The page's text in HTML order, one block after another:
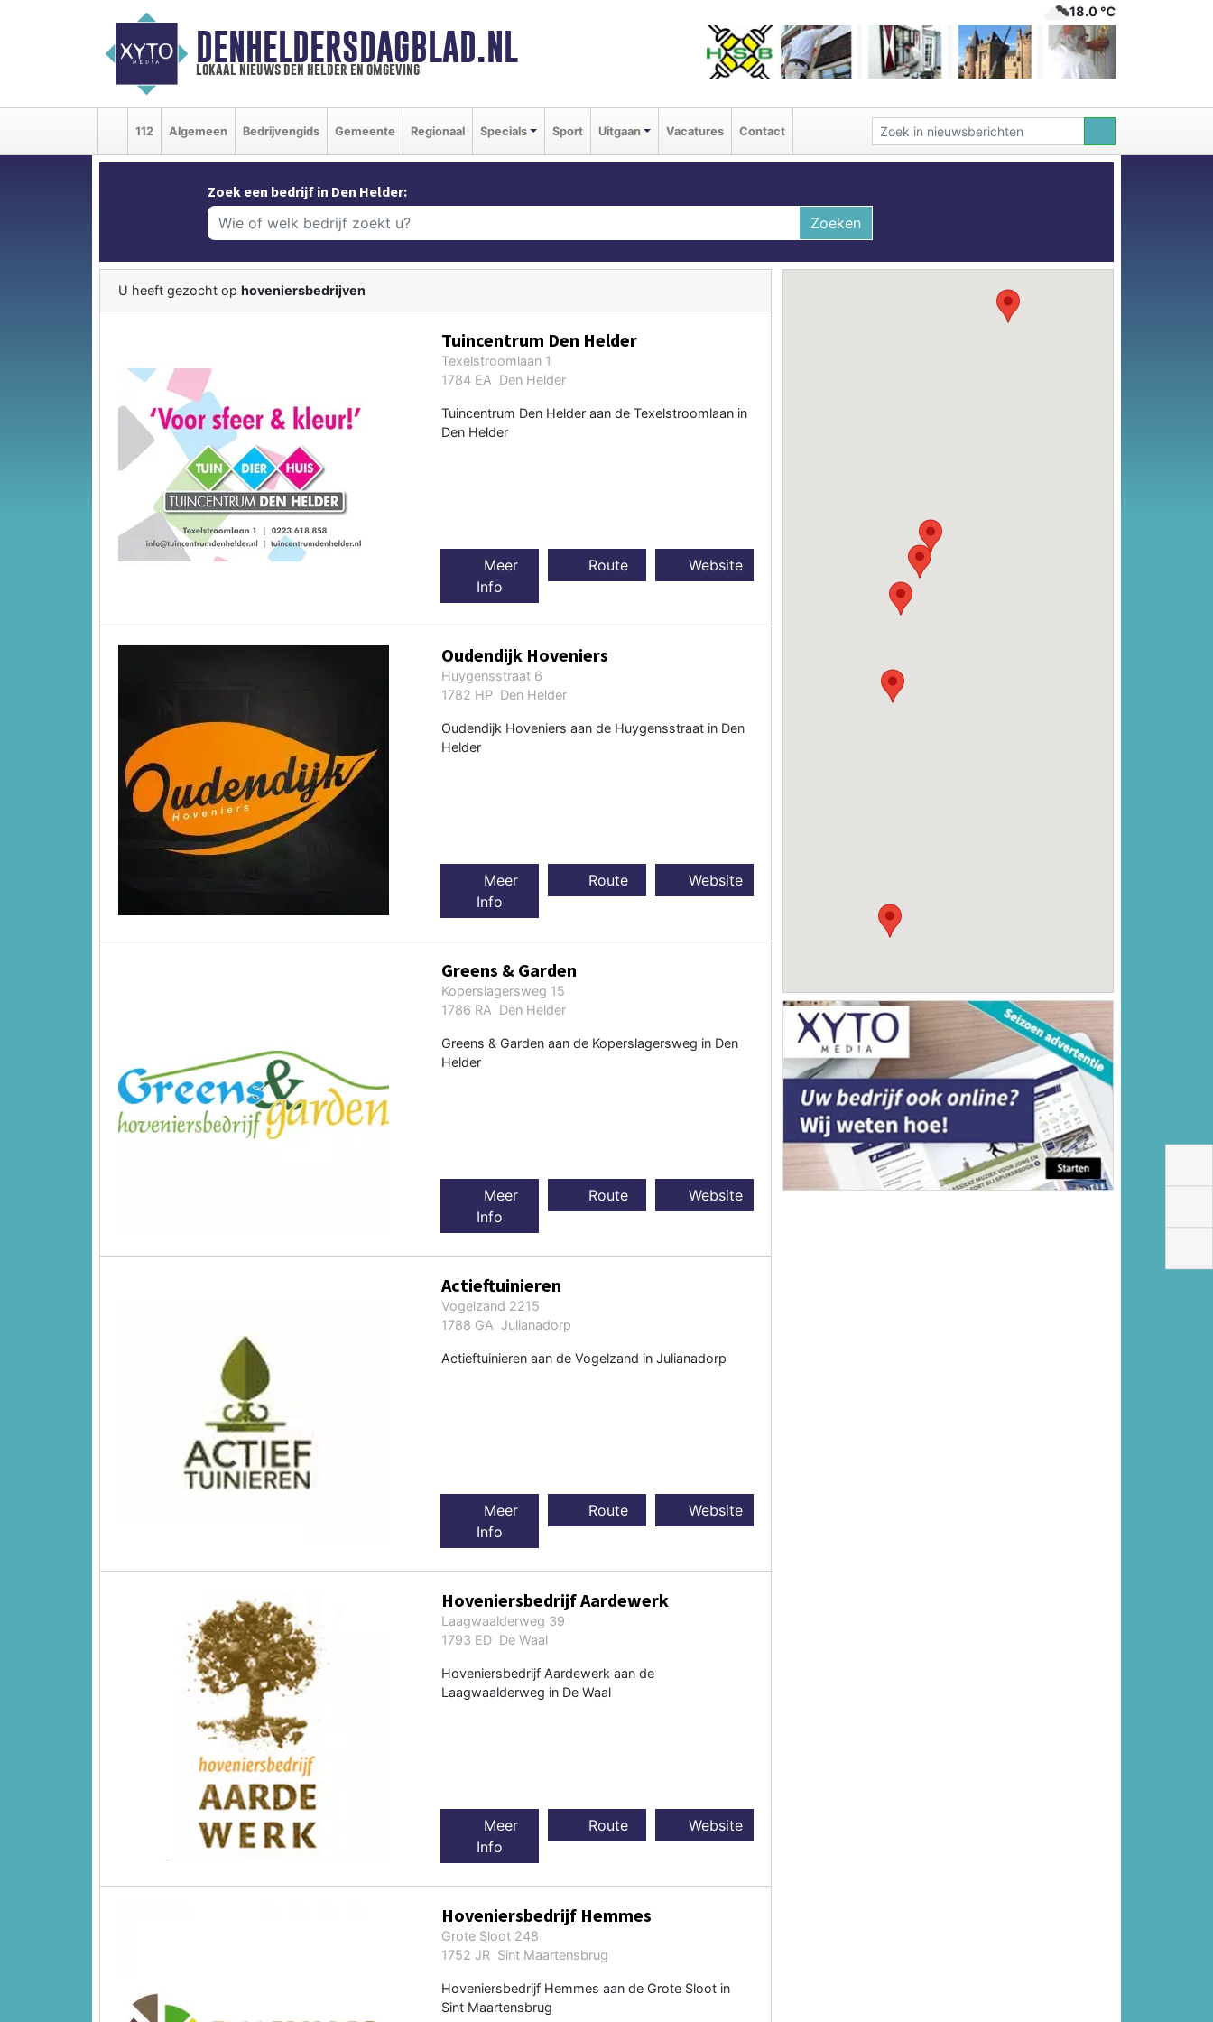
DENHELDERSDAGBLAD.NL
lokaal nieuws den helder en omgeving
18.0 ℃
112 Algemeen Bedrijvengids Gemeente Regionaal Specials Sport Uitgaan Vacatures Contact
Zoek een bedrijf in Den Helder:
Zoeken
U heeft gezocht op hoveniersbedrijven
Tuincentrum Den Helder
Texelstroomlaan 1
1784 EA Den Helder
Tuincentrum Den Helder aan de Texelstroomlaan in
Den Helder
Meer
Info
Route Website
Oudendijk Hoveniers
Huygensstraat 6
1782 HP Den Helder
Oudendijk Hoveniers aan de Huygensstraat in Den
Helder
Meer
Info
Route Website
Greens & Garden
Koperslagersweg 15
1786 RA Den Helder
Greens & Garden aan de Koperslagersweg in Den
Helder
Meer
Info
Route Website
Actieftuinieren
Vogelzand 2215
1788 GA Julianadorp
Actieftuinieren aan de Vogelzand in Julianadorp
Meer
Info
Route Website
Hoveniersbedrijf Aardewerk
Laagwaalderweg 39
1793 ED De Waal
Hoveniersbedrijf Aardewerk aan de
Laagwaalderweg in De Waal
Meer
Info
Route Website
Hoveniersbedrijf Hemmes
Grote Sloot 248
1752 JR Sint Maartensbrug
Hoveniersbedrijf Hemmes aan de Grote Sloot in
Sint Maartensbrug